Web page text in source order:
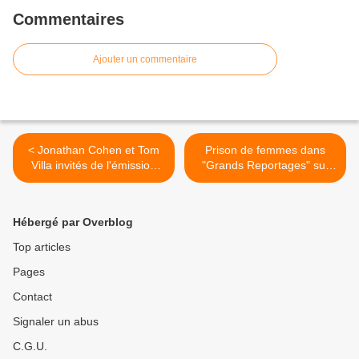
Commentaires
Ajouter un commentaire
< Jonathan Cohen et Tom
Villa invités de l'émission
médias "Le Tube" ce
Prison de femmes dans
"Grands Reportages" sur
TF1 >
Hébergé par Overblog
Top articles
Pages
Contact
Signaler un abus
C.G.U.